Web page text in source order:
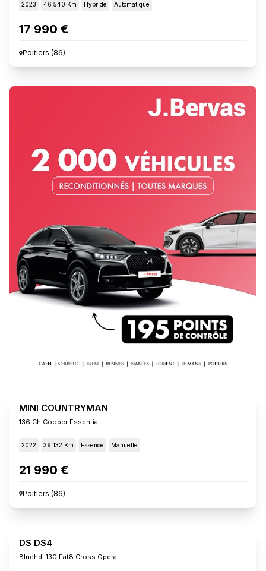
2023 46 540 Km Hybride Automatique
17 990 €
Poitiers (86)
MINI COUNTRYMAN
136 Ch Cooper Essential
2022 39 132 Km Essence Manuelle
21 990 €
Poitiers (86)
DS DS4
Bluehdi 130 Eat8 Cross Opera